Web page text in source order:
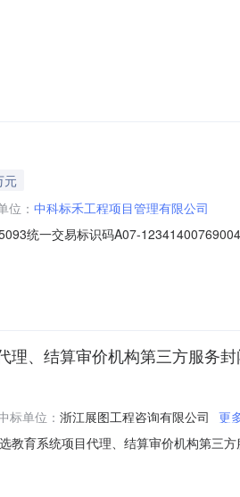
元
位： 中科标禾工程项目管理有限公司
统一交易标识码A07-
告信息关于“霍邱县2026年潘集、
、结算审价机构第三方服务
标单位： 浙江展图工程咨询有限公司 更
育系统项目代理、结算审价机构第三
2、废标结果：序号标项名称废标理